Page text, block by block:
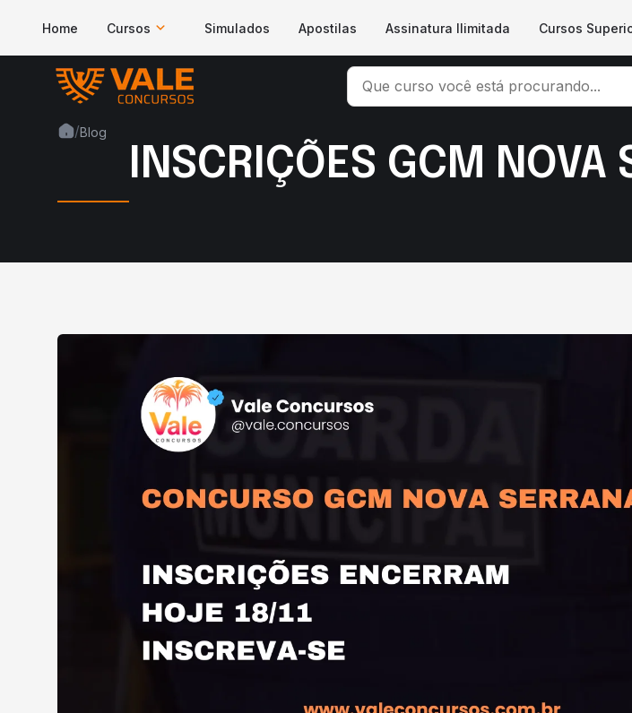
Home Cursos Simulados Apostilas Assinatura Ilimitada Cursos
/Blog
INSCRIÇÕES GCM NOVA